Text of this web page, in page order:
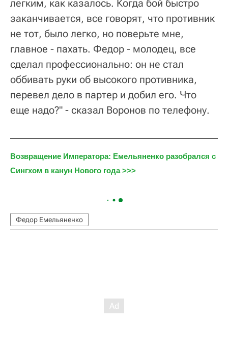
легким, как казалось. Когда бой быстро
заканчивается, все говорят, что противник
не тот, было легко, но поверьте мне,
главное - пахать. Федор - молодец, все
сделал профессионально: он не стал
оббивать руки об высокого противника,
перевел дело в партер и добил его. Что
еще надо?" - сказал Воронов по телефону.
Возвращение Императора: Емельяненко разобрался с
Сингхом в канун Нового года >>>
Федор Емельяненко